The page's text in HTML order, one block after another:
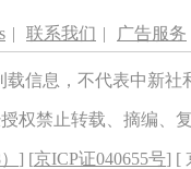
| 联系我们 | 广告服务
载信息，不代表中新
权禁止转载、摘编、
] [京ICP证040655号] [